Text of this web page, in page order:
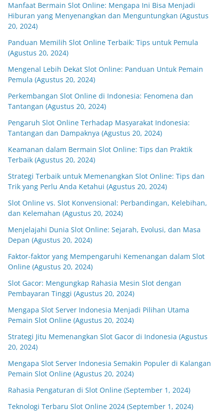
Manfaat Bermain Slot Online: Mengapa Ini Bisa Menjadi
Hiburan yang Menyenangkan dan Menguntungkan (Agustus
20, 2024)
Panduan Memilih Slot Online Terbaik: Tips untuk Pemula
(Agustus 20, 2024)
Mengenal Lebih Dekat Slot Online: Panduan Untuk Pemain
Pemula (Agustus 20, 2024)
Perkembangan Slot Online di Indonesia: Fenomena dan
Tantangan (Agustus 20, 2024)
Pengaruh Slot Online Terhadap Masyarakat Indonesia:
Tantangan dan Dampaknya (Agustus 20, 2024)
Keamanan dalam Bermain Slot Online: Tips dan Praktik
Terbaik (Agustus 20, 2024)
Strategi Terbaik untuk Memenangkan Slot Online: Tips dan
Trik yang Perlu Anda Ketahui (Agustus 20, 2024)
Slot Online vs. Slot Konvensional: Perbandingan, Kelebihan,
dan Kelemahan (Agustus 20, 2024)
Menjelajahi Dunia Slot Online: Sejarah, Evolusi, dan Masa
Depan (Agustus 20, 2024)
Faktor-faktor yang Mempengaruhi Kemenangan dalam Slot
Online (Agustus 20, 2024)
Slot Gacor: Mengungkap Rahasia Mesin Slot dengan
Pembayaran Tinggi (Agustus 20, 2024)
Mengapa Slot Server Indonesia Menjadi Pilihan Utama
Pemain Slot Online (Agustus 20, 2024)
Strategi Jitu Memenangkan Slot Gacor di Indonesia (Agustus
20, 2024)
Mengapa Slot Server Indonesia Semakin Populer di Kalangan
Pemain Slot Online (Agustus 20, 2024)
Rahasia Pengaturan di Slot Online (September 1, 2024)
Teknologi Terbaru Slot Online 2024 (September 1, 2024)